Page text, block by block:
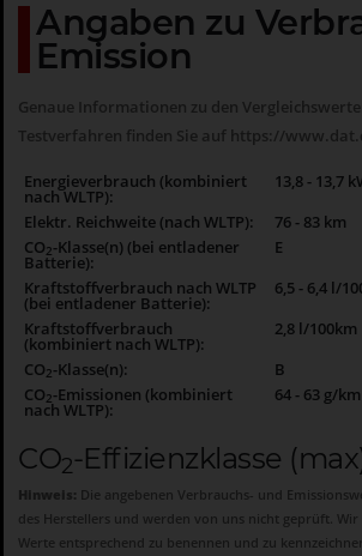
Angaben zu
Emission
Genaue Informationen zu den
Testverfahren finden Sie auf https://
Energieverbrauch (kombiniert
nach WLTP):
13,8 - 13,7
Elektr. Reichweite (nach WLTP):
76 - 83 km
CO2-Klasse(n) (bei entladener
Batterie):
E
Kraftstoffverbrauch nach WLTP
(bei entladener Batterie):
6,5 - 6,4 l/
Kraftstoffverbrauch
(kombiniert nach WLTP):
2,8 l/100km
CO2-Klasse(n):
B
CO2-Emissionen (kombiniert
nach WLTP):
64 - 63 g/km
CO2-Effizienzklasse
Hinweis: Die angebenen Verbrauchs- und
des Herstellers und werden von uns nicht geprüft.
Werte entsprechend zu benennen und zu